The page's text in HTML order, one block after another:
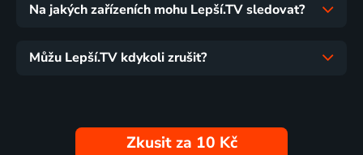
Na jakých zařízeních mohu Lepší.TV sledovat?
Můžu Lepší.TV kdykoli zrušit?
Zkusit za 10 Kč